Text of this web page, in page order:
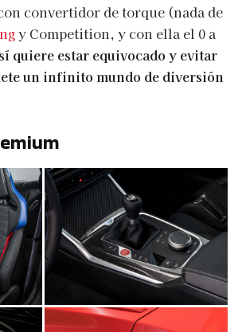
convertidor de torque (nada de
y Competition, y con ella el 0 a
quiere estar equivocado y evitar
un infinito mundo de diversión